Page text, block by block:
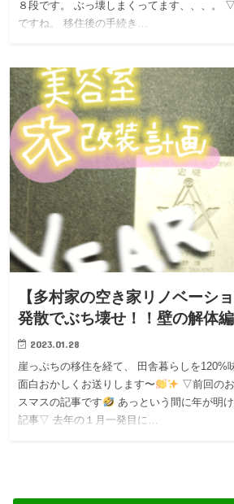
８段です。 ぶっ壊しまくってます、、、。
ですね。 移住後の手続き…
【多村家の空き家リノベーシ
発散でぶち壊せ！！壁の解体編
2023.01.28
崖っぷちの移住を経て、 田舎暮らしを120%
面白おかしくお送りします〜
▽前回の
スマスの記事です
あっという間に年が明
記事▽ 去年の１月一発目に…